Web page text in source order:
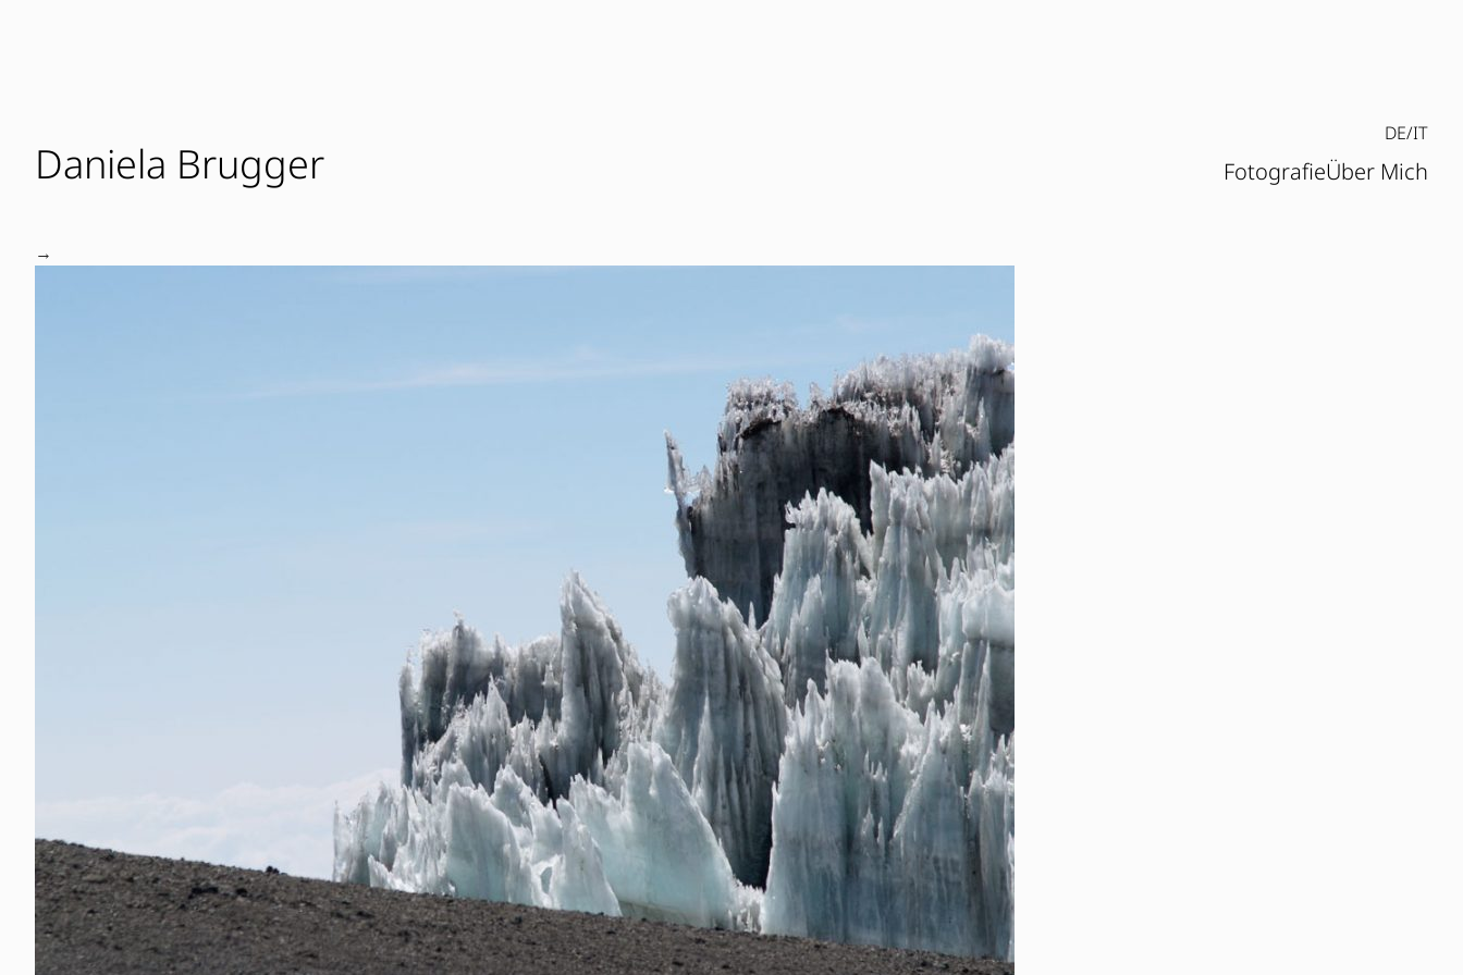
DE/IT
Daniela Brugger FotografieÜber Mich